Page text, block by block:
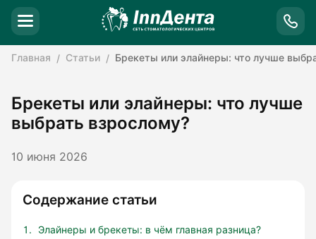
Главная Статьи Брекеты или элайнеры: что лучше
Брекеты или элайнеры: что лучше
выбрать взрослому?
10 июня 2026
Содержание статьи
Элайнеры и брекеты: в чём главная разница?